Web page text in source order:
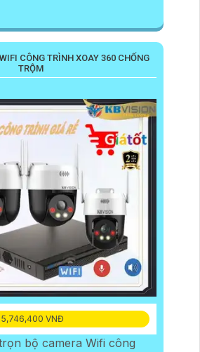
CÔNG TRÌNH XOAY 360 CHỐNG
TRỘM
5,746,400 VNĐ
bộ camera Wifi công